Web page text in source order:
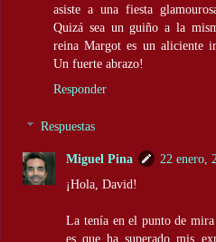
asiste a una fiesta
Quizá sea un guiño a la
reina Margot es un aliciente
Un fuerte abrazo!
Responder
Respuestas
Miguel Pina
22 enero,
¡Hola, David!
La tenía en el punto de
es que ha superado mis